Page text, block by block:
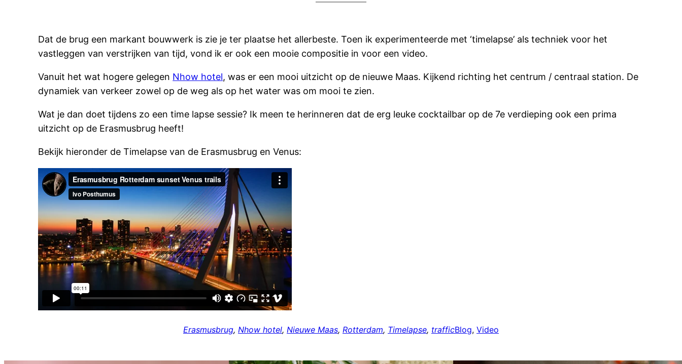
Dat de brug een markant bouwwerk is zie je ter plaatse het allerbeste. Toen ik experimenteerde met ‘timelapse’ als techniek voor het
vastleggen van verstrijken van tijd, vond ik er ook een mooie compositie in voor een video.
Vanuit het wat hogere gelegen Nhow hotel, was er een mooi uitzicht op de nieuwe Maas. Kijkend richting het centrum / centraal station. De
dynamiek van verkeer zowel op de weg als op het water was om mooi te zien.
Wat je dan doet tijdens zo een time lapse sessie? Ik meen te herinneren dat de erg leuke cocktailbar op de 7e verdieping ook een prima
uitzicht op de Erasmusbrug heeft!
Bekijk hieronder de Timelapse van de Erasmusbrug en Venus:
Erasmusbrug, Nhow hotel, Nieuwe Maas, Rotterdam, Timelapse, trafficBlog, Video